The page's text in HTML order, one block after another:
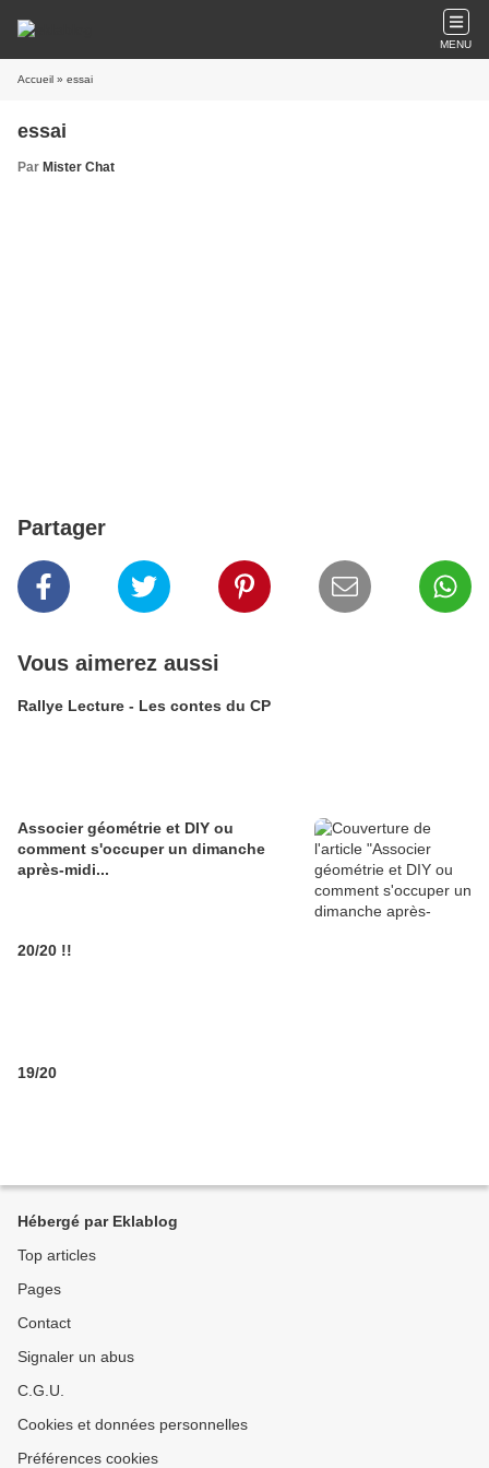
MENU
Accueil » essai
essai
Par Mister Chat
Partager
Vous aimerez aussi
Rallye Lecture - Les contes du CP
Associer géométrie et DIY ou
comment s'occuper un dimanche
après-midi...
20/20 !!
19/20
Hébergé par Eklablog
Top articles
Pages
Contact
Signaler un abus
C.G.U.
Cookies et données personnelles
Préférences cookies